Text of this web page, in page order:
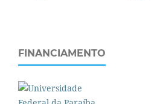
FINANCIAMENTO